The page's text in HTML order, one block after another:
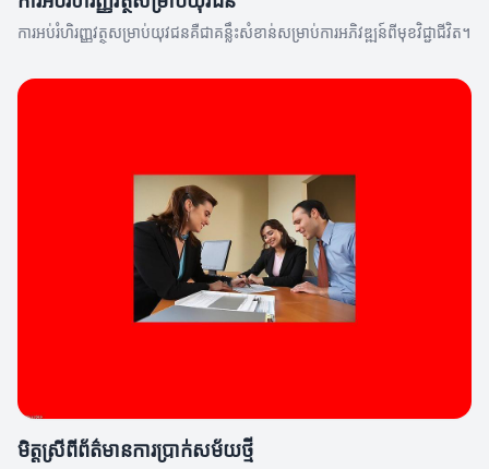
ការអប់រំហិរញ្ញវត្ថុសម្រាប់យុវជនគឺជាគន្លឹះសំខាន់សម្រាប់ការអភិវឌ្ឍន៍ពីមុខវិជ្ជាជីវិត។
មិត្ដស្រីពីព័ត៌មានការប្រាក់សម័យថ្មី